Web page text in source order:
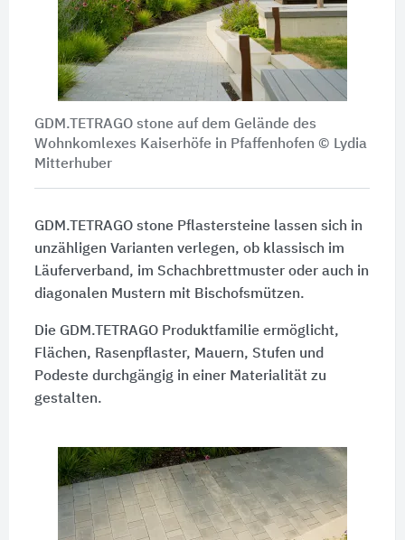
GDM.TETRAGO stone auf dem Gelände des
Wohnkomlexes Kaiserhöfe in Pfaffenhofen © Lydia
Mitterhuber
GDM.TETRAGO stone Pflastersteine lassen sich in
unzähligen Varianten verlegen, ob klassisch im
Läuferverband, im Schachbrettmuster oder auch in
diagonalen Mustern mit Bischofsmützen.
Die GDM.TETRAGO Produktfamilie ermöglicht,
Flächen, Rasenpflaster, Mauern, Stufen und
Podeste durchgängig in einer Materialität zu
gestalten.